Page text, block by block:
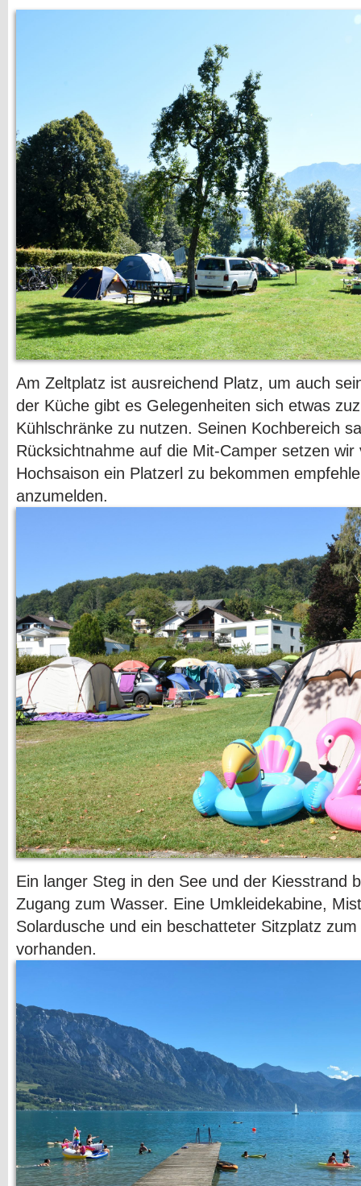
Am Zeltplatz ist ausreichend Platz, um auch
der Küche gibt es Gelegenheiten sich etwas
Kühlschränke zu nutzen. Seinen Kochbereich
Rücksichtnahme auf die Mit-Camper setzen
Hochsaison ein Platzerl zu bekommen
anzumelden.
Ein langer Steg in den See und der Kiesstrand
Zugang zum Wasser. Eine Umkleidekabine,
Solardusche und ein beschatteter Sitzplatz
vorhanden.